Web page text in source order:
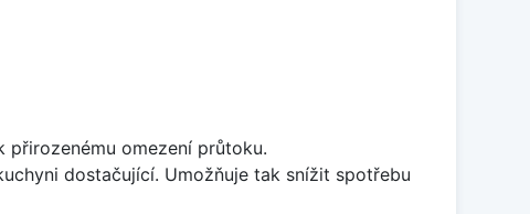
omezení průtoku.
dostačující. Umožňuje tak snížit spotřebu